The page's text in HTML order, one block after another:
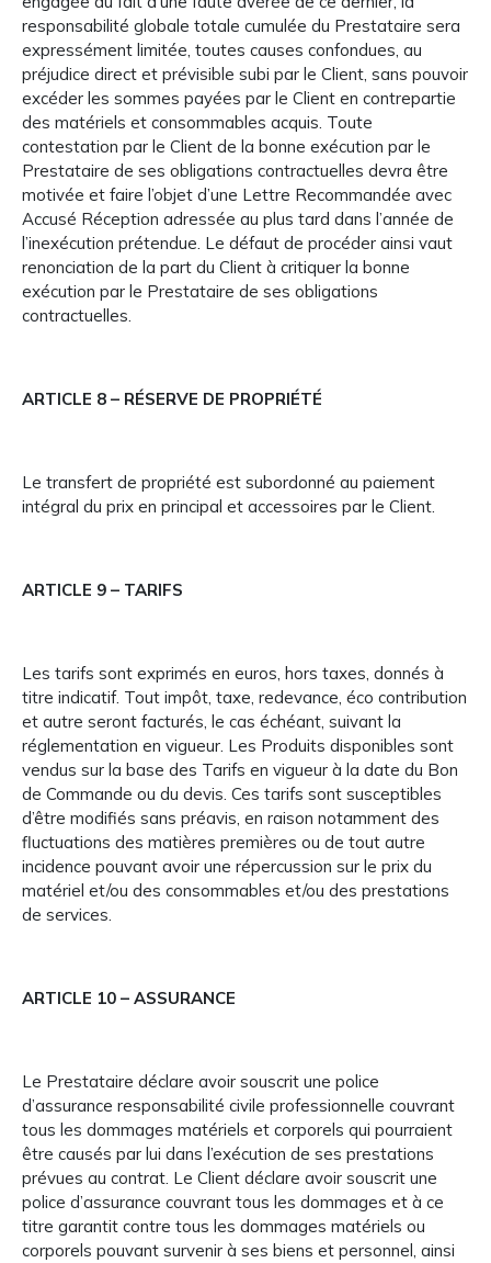
responsabilité globale totale cumulée du Prestataire sera
expressément limitée, toutes causes confondues, au
préjudice direct et prévisible subi par le Client, sans pouvoir
excéder les sommes payées par le Client en contrepartie
des matériels et consommables acquis. Toute
contestation par le Client de la bonne exécution par le
Prestataire de ses obligations contractuelles devra être
motivée et faire l’objet d’une Lettre Recommandée avec
Accusé Réception adressée au plus tard dans l’année de
l’inexécution prétendue. Le défaut de procéder ainsi vaut
renonciation de la part du Client à critiquer la bonne
exécution par le Prestataire de ses obligations
contractuelles.
ARTICLE 8 – RÉSERVE DE PROPRIÉTÉ
Le transfert de propriété est subordonné au paiement
intégral du prix en principal et accessoires par le Client.
ARTICLE 9 – TARIFS
Les tarifs sont exprimés en euros, hors taxes, donnés à
titre indicatif. Tout impôt, taxe, redevance, éco contribution
et autre seront facturés, le cas échéant, suivant la
réglementation en vigueur. Les Produits disponibles sont
vendus sur la base des Tarifs en vigueur à la date du Bon
de Commande ou du devis. Ces tarifs sont susceptibles
d’être modifiés sans préavis, en raison notamment des
fluctuations des matières premières ou de tout autre
incidence pouvant avoir une répercussion sur le prix du
matériel et/ou des consommables et/ou des prestations
de services.
ARTICLE 10 – ASSURANCE
Le Prestataire déclare avoir souscrit une police
d’assurance responsabilité civile professionnelle couvrant
tous les dommages matériels et corporels qui pourraient
être causés par lui dans l’exécution de ses prestations
prévues au contrat. Le Client déclare avoir souscrit une
police d’assurance couvrant tous les dommages et à ce
titre garantit contre tous les dommages matériels ou
corporels pouvant survenir à ses biens et personnel, ainsi